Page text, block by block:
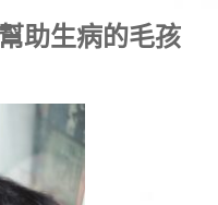
幫助生病的毛孩